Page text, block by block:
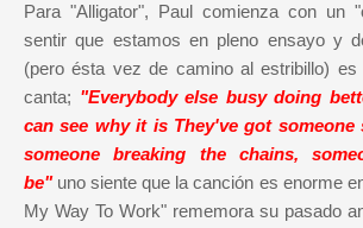
Para "Alligator", Paul comienza con un
sentir que estamos en pleno ensayo y
(pero ésta vez de camino al estribillo) es
canta; "Everybody else busy doing
can see why it is They've got someone
someone breaking the chains,
be" uno siente que la canción es enorme
My Way To Work" rememora su pasado